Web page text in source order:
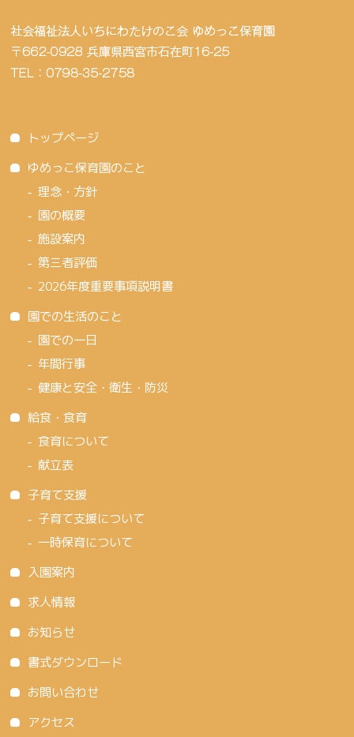
トップページ
ゆめっこ保育園のこと
理念・方針
園の概要
施設案内
第三者評価
2026年度重要事項説明書
園での生活のこと
園での一日
年間行事
健康と安全・衛生・防災
給食・食育
食育について
献立表
子育て支援
子育て支援について
一時保育について
入園案内
求人情報
お知らせ
書式ダウンロード
お問い合わせ
アクセス